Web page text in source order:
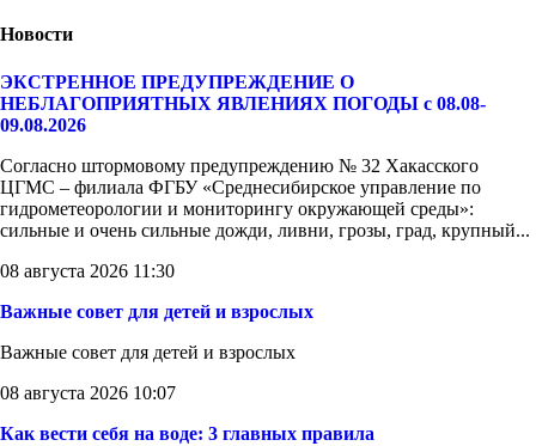
Новости
ЭКСТРЕННОЕ ПРЕДУПРЕЖДЕНИЕ О
НЕБЛАГОПРИЯТНЫХ ЯВЛЕНИЯХ ПОГОДЫ с 08.08-
09.08.2026
Согласно штормовому предупреждению № 32 Хакасского
ЦГМС – филиала ФГБУ «Среднесибирское управление по
гидрометеорологии и мониторингу окружающей среды»:
сильные и очень сильные дожди, ливни, грозы, град, крупный...
08 августа 2026 11:30
Важные совет для детей и взрослых
Важные совет для детей и взрослых
08 августа 2026 10:07
Как вести себя на воде: 3 главных правила